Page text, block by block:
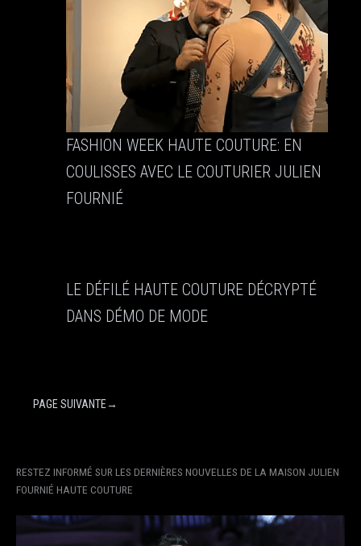
FASHION WEEK HAUTE COUTURE: EN
COULISSES AVEC LE COUTURIER JULIEN
FOURNIÉ
LE DÉFILÉ HAUTE COUTURE DÉCRYPTÉ
DANS DÉMO DE MODE
PAGE SUIVANTE→
RESTEZ INFORMÉ SUR LES DERNIÈRES NOUVELLES DE LA MAISON JULIEN
FOURNIÉ HAUTE COUTURE